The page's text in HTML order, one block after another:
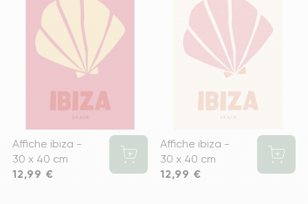
Affiche ibiza -
30 x 40 cm
Prix
12,99 €
Affiche ibiza -
30 x 40 cm
Prix
12,99 €